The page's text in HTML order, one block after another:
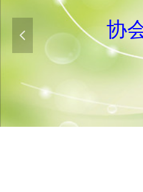
协
넳